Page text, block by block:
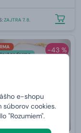
e-shopu
súborov cookies.
"Rozumiem".
ZAJTRA 7. 8.
-43 %
zadarmo